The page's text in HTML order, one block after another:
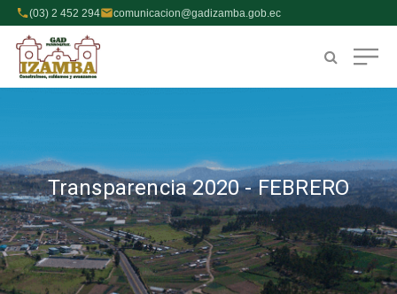
(03) 2 452 294 comunicacion@gadizamba.gob.ec
Transparencia 2020 - FEBRERO